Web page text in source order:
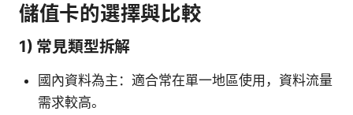
儲值卡的選擇與比較
1) 常見類型拆解
國內資料為主：適合常在單一地區使用，資料流量
需求較高。